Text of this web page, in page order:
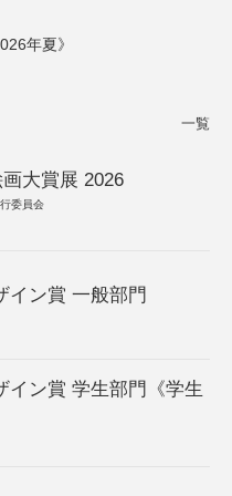
年夏》
一覧
大賞展 2026
委員会
イン賞 一般部門
イン賞 学生部門《学生